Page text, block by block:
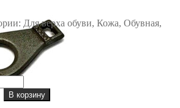
Для верха обуви, Кожа, Обувная,
В корзину